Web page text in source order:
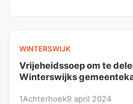
WINTERSWIJK
Vrijeheidssoep om te
Winterswijks
1Achterhoek9 april 2024